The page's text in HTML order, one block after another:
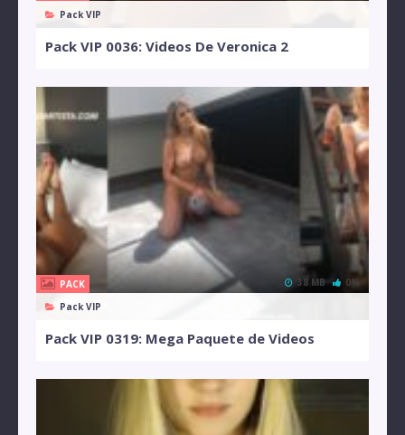
Pack VIP
Pack VIP 0036: Videos De Veronica 2
PACK
Pack VIP
38 MB 0%
Pack VIP 0319: Mega Paquete de Videos